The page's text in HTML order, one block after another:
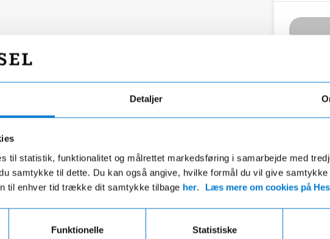
Detaljer
til statistik, funktionalitet og målrettet markedsføring i samarbejde med
samtykke til dette. Du kan også angive, hvilke formål du vil give samtykke
til enhver tid trække dit samtykke tilbage her. Læs mere om cookies på
Funktionelle Statistiske
Fri fragt
fragt på ordre over 599,- og der
Hurtig levering
VI leverer de fleste varer inden for 1-3